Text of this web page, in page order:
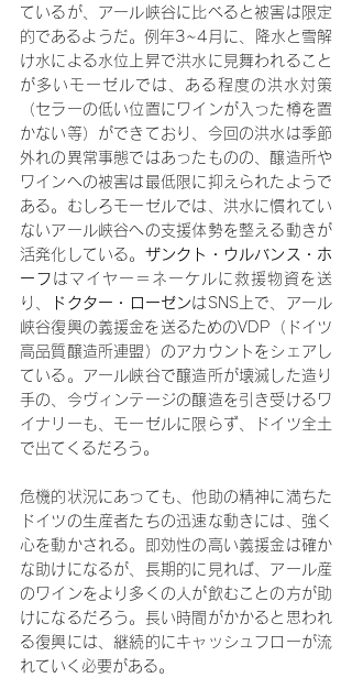
ているが、アール峡谷に比べると被害は限定
的であるようだ。例年3~4月に、降水と雪解
け水による水位上昇で洪水に見舞われること
が多いモーゼルでは、ある程度の洪水対策
（セラーの低い位置にワインが入った樽を置
かない等）ができており、今回の洪水は季節
外れの異常事態ではあったものの、醸造所や
ワインへの被害は最低限に抑えられたようで
ある。むしろモーゼルでは、洪水に慣れてい
ないアール峡谷への支援体勢を整える動きが
活発化している。 ザンクト・ウルバンス・ホ
ーフ はマイヤー＝ネーケルに救援物資を送
り、
ドクター・ローゼンはSNS上で、アール
峡谷復興の義援金を送るためのVDP（ドイツ
高品質醸造所連盟）のアカウントをシェアし
ている。アール峡谷で醸造所が壊滅した造り
手の、今ヴィンテージの醸造を引き受けるワ
イナリーも、モーゼルに限らず、ドイツ全土
で出てくるだろう。
危機的状況にあっても、他助の精神に満ちた
ドイツの生産者たちの迅速な動きには、強く
心を動かされる。即効性の高い義援金は確か
な助けになるが、長期的に見れば、アール産
のワインをより多くの人が飲むことの方が助
けになるだろう。長い時間がかかると思われ
る復興には、継続的にキャッシュフローが流
れていく必要がある。